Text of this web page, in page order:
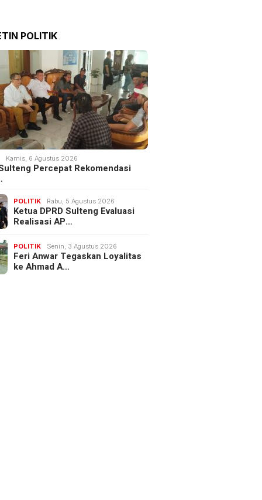
POLITIK
Kamis, 6 Agustus 2026
Percepat Rekomendasi
POLITIK Rabu, 5 Agustus 2026
Ketua DPRD Sulteng Evaluasi
Realisasi AP…
POLITIK Senin, 3 Agustus 2026
Feri Anwar Tegaskan Loyalitas
ke Ahmad A…